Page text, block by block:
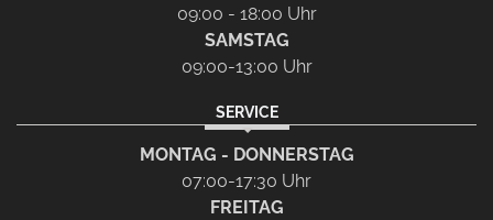
09:00 - 18:00 Uhr
SAMSTAG
09:00-13:00 Uhr
SERVICE
MONTAG - DONNERSTAG
07:00-17:30 Uhr
FREITAG